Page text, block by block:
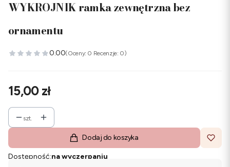
WYKROJNIK ramka zewnętrzna bez
ornamentu
0.00(Oceny: 0 Recenzje: 0)
Cena
15,00 zł
szt.
Dodaj do koszyka
Dostępność:na wyczerpaniu